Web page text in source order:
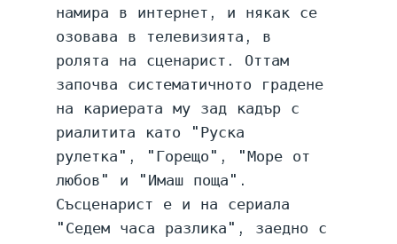
намира в интернет, и някак се
озовава в телевизията, в
ролята на сценарист. Оттам
започва систематичното градене
на кариерата му зад кадър с
риалитита като "Руска
рулетка", "Горещо", "Море от
любов" и "Имаш поща".
Съсценарист е и на сериала
"Седем часа разлика", заедно с